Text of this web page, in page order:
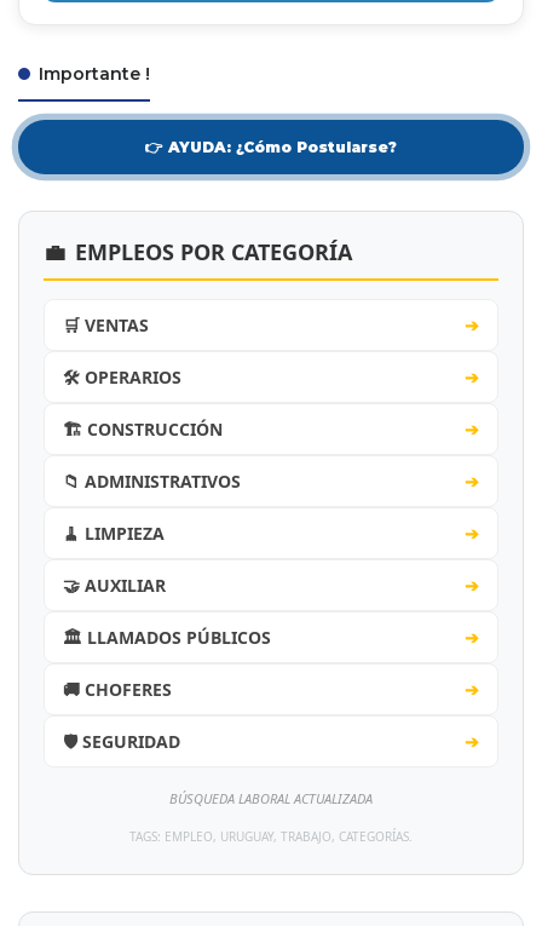
Importante !
👉 AYUDA: ¿Cómo Postularse?
💼 EMPLEOS POR CATEGORÍA
🛒 VENTAS ➔
🛠️ OPERARIOS ➔
🏗️ CONSTRUCCIÓN ➔
📁 ADMINISTRATIVOS ➔
🧹 LIMPIEZA ➔
🤝 AUXILIAR ➔
🏛️ LLAMADOS PÚBLICOS ➔
🚚 CHOFERES ➔
🛡️ SEGURIDAD ➔
BÚSQUEDA LABORAL ACTUALIZADA
TAGS: EMPLEO, URUGUAY, TRABAJO, CATEGORÍAS.